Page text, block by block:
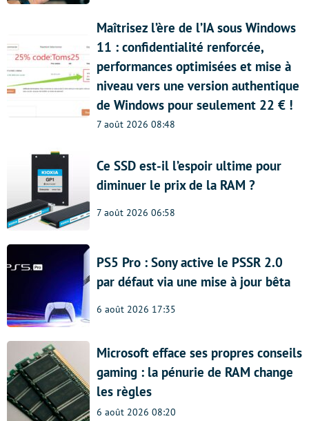
Maîtrisez l’ère de l’IA sous Windows
11 : confidentialité renforcée,
performances optimisées et mise à
niveau vers une version authentique
de Windows pour seulement 22 € !
7 août 2026 08:48
Ce SSD est-il l’espoir ultime pour
diminuer le prix de la RAM ?
7 août 2026 06:58
PS5 Pro : Sony active le PSSR 2.0
par défaut via une mise à jour bêta
6 août 2026 17:35
Microsoft efface ses propres conseils
gaming : la pénurie de RAM change
les règles
6 août 2026 08:20